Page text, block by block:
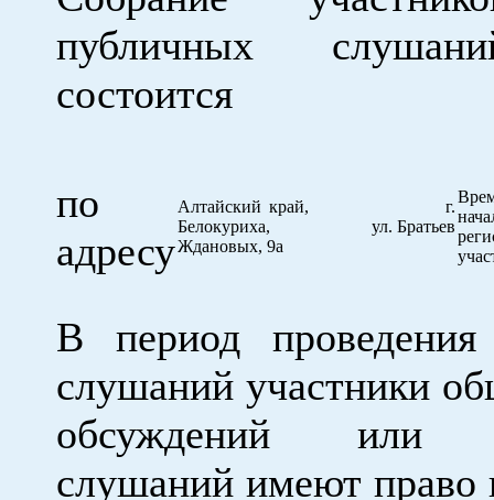
публичных
состоится
по
адресу
Алтайский край, г.
Белокуриха, ул. Братьев
Ждановых, 9а
В период
слушаний участники
обсуждений или
слушаний имеют право